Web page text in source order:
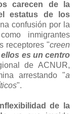
carecen de la
estatus de los
confusión por la
inmigrantes
receptores "creen
es un centro
de ACNUR,
arrestando "a
".
de la